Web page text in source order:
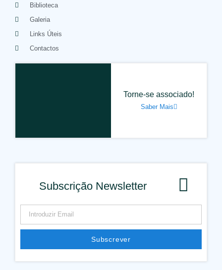
Biblioteca
Galeria
Links Úteis
Contactos
Torne-se associado!
Saber Mais
Subscrição Newsletter
Subscrever